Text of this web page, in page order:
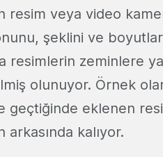
resim veya video
şeklini ve
resimlerin zeminlere
olunuyor. Örnek
eklenen
kalıyor.